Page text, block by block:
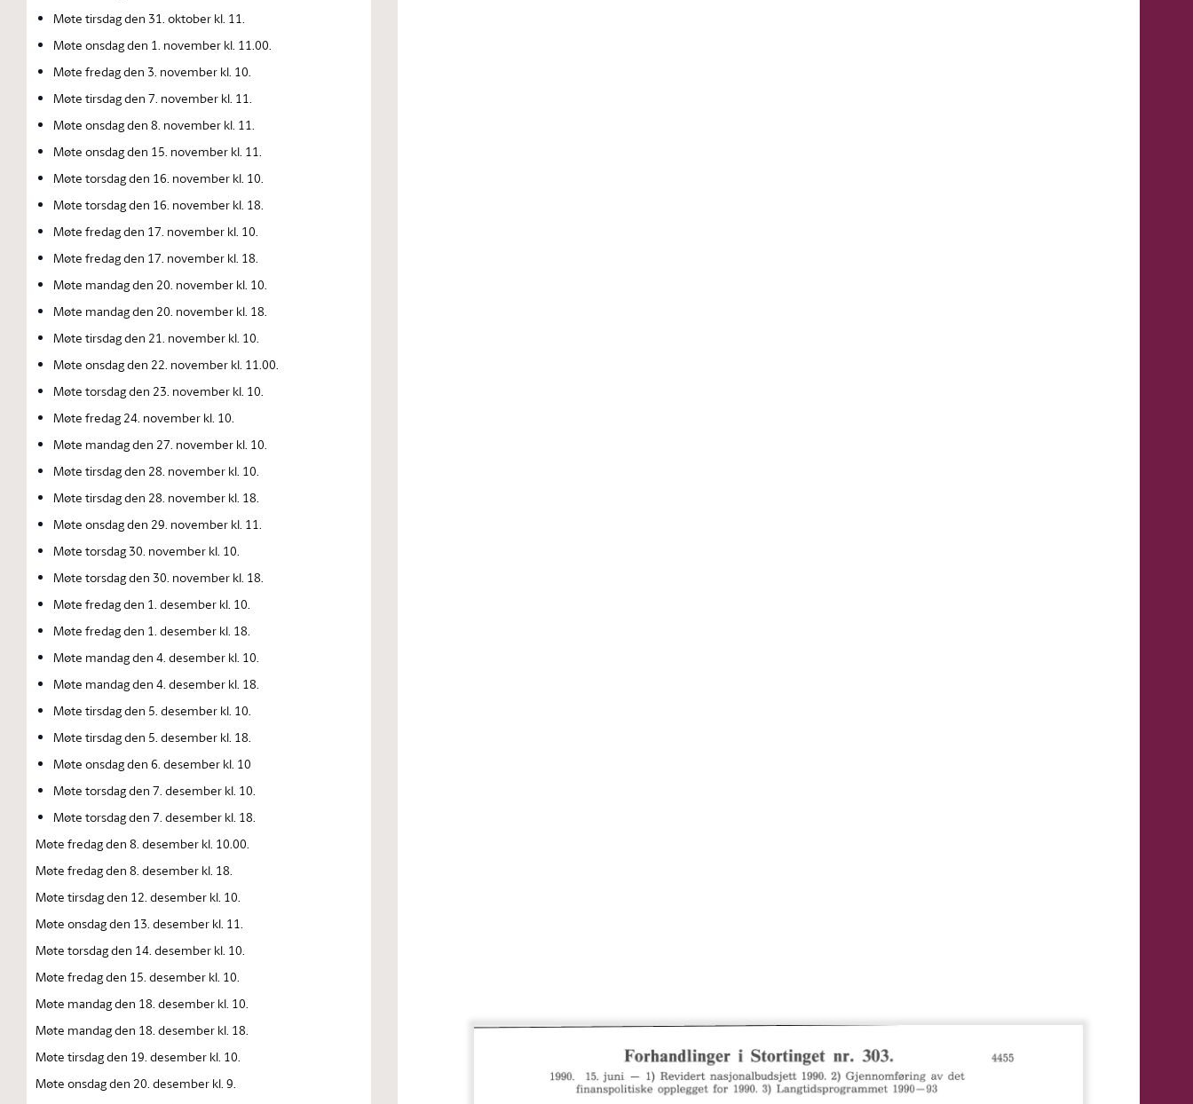
Møte tirsdag den 31. oktober kl. 11.
Møte onsdag den 1. november kl. 11.00.
Møte fredag den 3. november kl. 10.
Møte tirsdag den 7. november kl. 11.
Møte onsdag den 8. november kl. 11.
Møte onsdag den 15. november kl. 11.
Møte torsdag den 16. november kl. 10.
Møte torsdag den 16. november kl. 18.
Møte fredag den 17. november kl. 10.
Møte fredag den 17. november kl. 18.
Møte mandag den 20. november kl. 10.
Møte mandag den 20. november kl. 18.
Møte tirsdag den 21. november kl. 10.
Møte onsdag den 22. november kl. 11.00.
Møte torsdag den 23. november kl. 10.
Møte fredag 24. november kl. 10.
Møte mandag den 27. november kl. 10.
Møte tirsdag den 28. november kl. 10.
Møte tirsdag den 28. november kl. 18.
Møte onsdag den 29. november kl. 11.
Møte torsdag 30. november kl. 10.
Møte torsdag den 30. november kl. 18.
Møte fredag den 1. desember kl. 10.
Møte fredag den 1. desember kl. 18.
Møte mandag den 4. desember kl. 10.
Møte mandag den 4. desember kl. 18.
Møte tirsdag den 5. desember kl. 10.
Møte tirsdag den 5. desember kl. 18.
Møte onsdag den 6. desember kl. 10
Møte torsdag den 7. desember kl. 10.
Møte torsdag den 7. desember kl. 18.
Møte fredag den 8. desember kl. 10.00.
Møte fredag den 8. desember kl. 18.
Møte tirsdag den 12. desember kl. 10.
Møte onsdag den 13. desember kl. 11.
Møte torsdag den 14. desember kl. 10.
Møte fredag den 15. desember kl. 10.
Møte mandag den 18. desember kl. 10.
Møte mandag den 18. desember kl. 18.
Møte tirsdag den 19. desember kl. 10.
Møte onsdag den 20. desember kl. 9.